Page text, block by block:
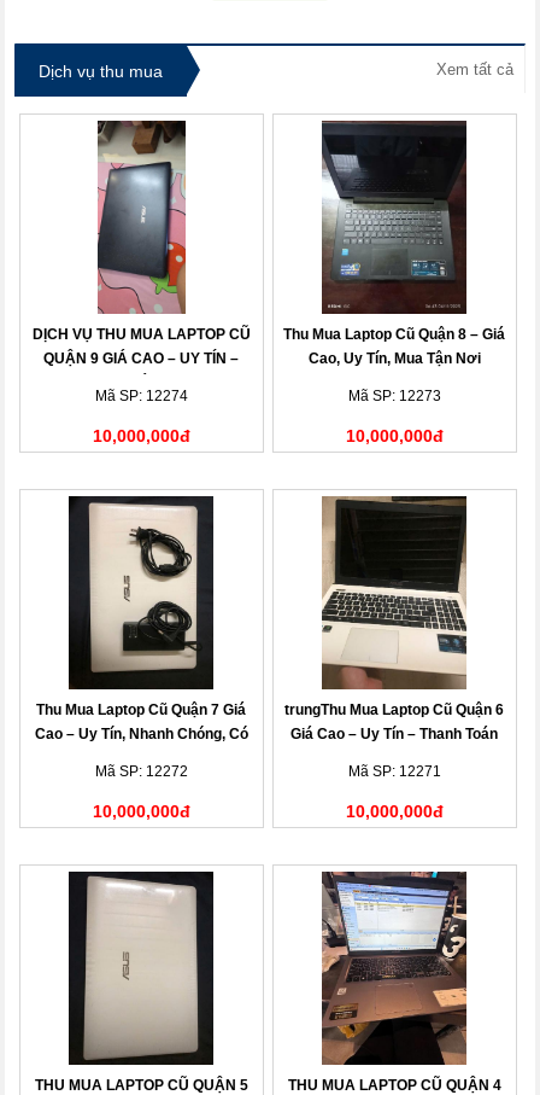
Dịch vụ thu mua Xem tất cả
DỊCH VỤ THU MUA LAPTOP CŨ
QUẬN 9 GIÁ CAO – UY TÍN –
Mã SP: 12274
10,000,000đ
Thu Mua Laptop Cũ Quận 8 – Giá
Cao, Uy Tín, Mua Tận Nơi
Mã SP: 12273
10,000,000đ
Thu Mua Laptop Cũ Quận 7 Giá
Cao – Uy Tín, Nhanh Chóng, Có
Mã SP: 12272
10,000,000đ
trungThu Mua Laptop Cũ Quận 6
Giá Cao – Uy Tín – Thanh Toán
Mã SP: 12271
10,000,000đ
THU MUA LAPTOP CŨ QUẬN 5
THU MUA LAPTOP CŨ QUẬN 4